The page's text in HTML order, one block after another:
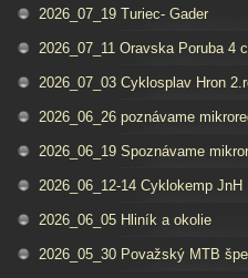
2026_07_19 Turiec- Gader
2026_07_11 Oravska Poruba 4
2026_07_03 Cyklosplav Hron
2026_06_26 poznávame
2026_06_19 Spoznávame
2026_06_12-14 Cyklokemp JnH
2026_06_05 Hliník a okolie
2026_05_30 Považský MTB